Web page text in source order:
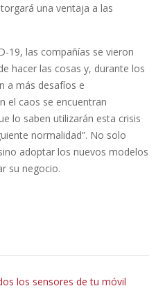
una ventaja a las
19, las compañías se vieron
hacer las cosas y, durante los
a más desafíos e
el caos se encuentran
lo saben utilizarán esta crisis
normalidad”. No solo
adoptar los nuevos modelos
su negocio.
los sensores de tu móvil